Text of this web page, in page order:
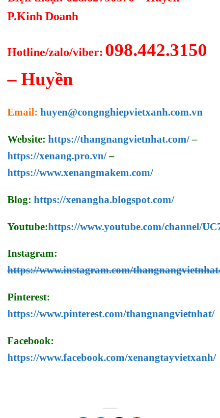
P.Kinh Doanh
Hotline/zalo/viber: 098.442.3150
– Huyền
Email: huyen@congnghiepvietxanh.com.vn
Website: https://thangnangvietnhat.com/–
https://xenang.pro.vn/–
https://www.xenangmakem.com/
Blog: https://xenangha.blogspot.com/
Youtube:https://www.youtube.com/channel/
Instagram:
https://www.instagram.com/
Pinterest:
https://www.pinterest.com/thangnangvietnhat/
Facebook:
https://www.facebook.com/xenangtayvietxanh/